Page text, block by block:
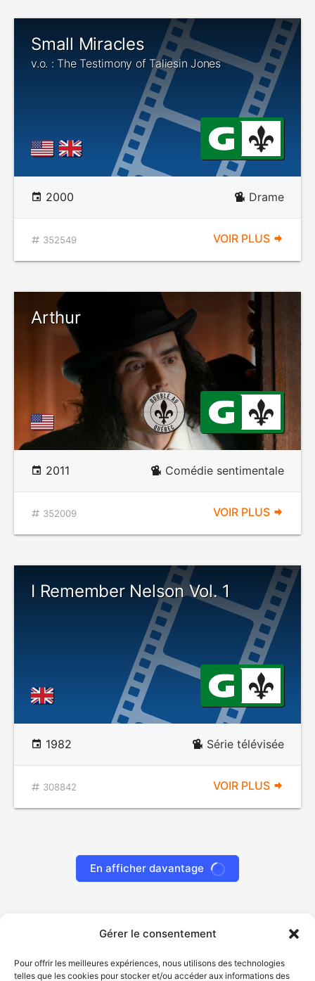
Gérer le consentement
Pour offrir les meilleures expériences, nous utilisons des technologies
telles que les cookies pour stocker et/ou accéder aux informations des
Small Miracles
v.o. : The Testimony of Taliesin Jones
2000 Drame
352549 VOIR PLUS
Arthur
2011 Comédie sentimentale
352009 VOIR PLUS
I Remember Nelson Vol. 1
1982 Série télévisée
308842 VOIR PLUS
En afficher davantage